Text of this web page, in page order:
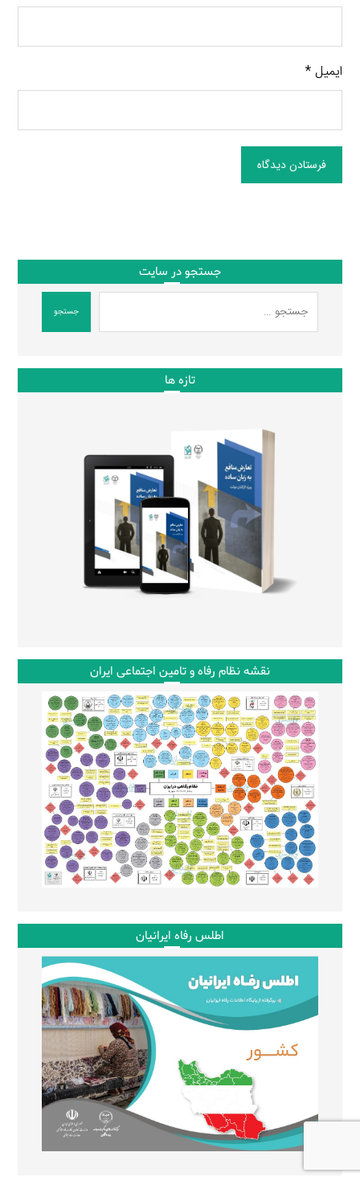
ایمیل*
فرستادن دیدگاه
جستجو در سایت
جستجو
تازه ها
نقشه نظام رفاه و تامین اجتماعی ایران
اطلس رفاه ایرانیان